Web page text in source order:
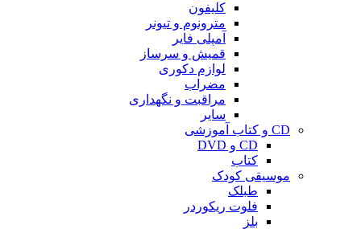
کلیفون
مترونوم و تیونر
آمپلی فایر
قمیش و سرساز
لوازم دکوری
مضراب
مراقبت و نگهداری
سایر
CD و کتاب آموزشی
CD و DVD
کتاب
موسیقی کودک
طبلک
فلوت ریکوردر
بلز